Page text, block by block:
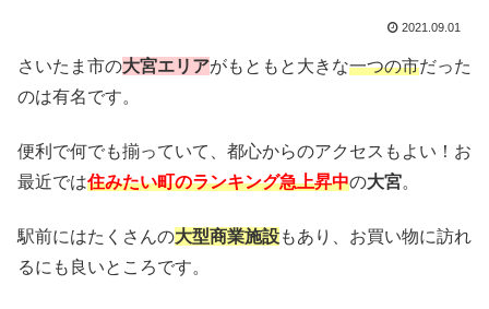
2021.09.01
さいたま市の大宮エリアがもともと大きな一つの市だった
のは有名です。
便利で何でも揃っていて、都心からのアクセスもよい！お
最近では住みたい町のランキング急上昇中の大宮。
駅前にはたくさんの大型商業施設もあり、お買い物に訪れ
るにも良いところです。